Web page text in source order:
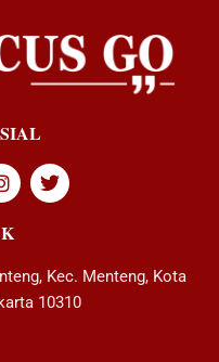
Kec. Menteng, Kota
10310